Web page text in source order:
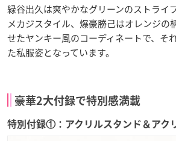
緑谷出久は爽やかなグリーンのストライ
メカジスタイル、爆豪勝己はオレンジの
せたヤンキー風のコーディネートで、そ
た私服姿となっています。
豪華2大付録で特別感満載
特別付録①：アクリルスタンド＆アク